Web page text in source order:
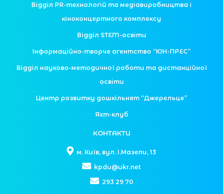
Відділ PR-технологій та медіавиробництва і
кіноконцертного комплексу
Відділ STEM-освіти
Інформаційно-творче агентство “ЮН-ПРЕС”
Відділ науково-методичної роботи та дистанційної
освіти
Центр розвитку дошкільнят “Джерельце”
Яхт-клуб
КОНТАКТИ
м. Київ, вул. І.Мазепи, 13
kpdu@ukr.net
293 29 70